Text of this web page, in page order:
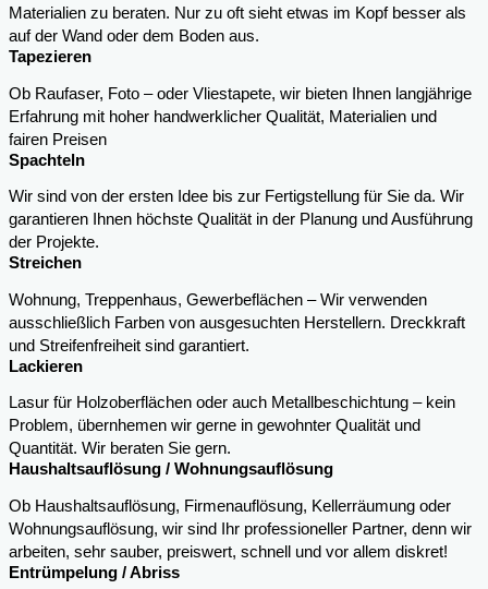
Materialien zu beraten. Nur zu oft sieht etwas im Kopf besser als
auf der Wand oder dem Boden aus.
Tapezieren
Ob Raufaser, Foto – oder Vliestapete, wir bieten Ihnen langjährige
Erfahrung mit hoher handwerklicher Qualität, Materialien und
fairen Preisen
Spachteln
Wir sind von der ersten Idee bis zur Fertigstellung für Sie da. Wir
garantieren Ihnen höchste Qualität in der Planung und Ausführung
der Projekte.
Streichen
Wohnung, Treppenhaus, Gewerbeflächen – Wir verwenden
ausschließlich Farben von ausgesuchten Herstellern. Dreckkraft
und Streifenfreiheit sind garantiert.
Lackieren
Lasur für Holzoberflächen oder auch Metallbeschichtung – kein
Problem, übernhemen wir gerne in gewohnter Qualität und
Quantität. Wir beraten Sie gern.
Haushaltsauflösung / Wohnungsauflösung
Ob Haushaltsauflösung, Firmenauflösung, Kellerräumung oder
Wohnungsauflösung, wir sind Ihr professioneller Partner, denn wir
arbeiten, sehr sauber, preiswert, schnell und vor allem diskret!
Entrümpelung / Abriss